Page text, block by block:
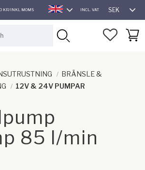
KR/INKL MOMS
ENGLISH
INCL. VAT SEK
BRÄNSLE &
12V & 24V PUMPAR
85 l/min